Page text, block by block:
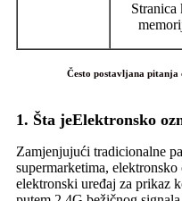
Stranica
Često postavljana pitanja
1. Šta jeElektronsko
Zamjenjujući tradicionalne
supermarketima,
elektronski uređaj za prikaz